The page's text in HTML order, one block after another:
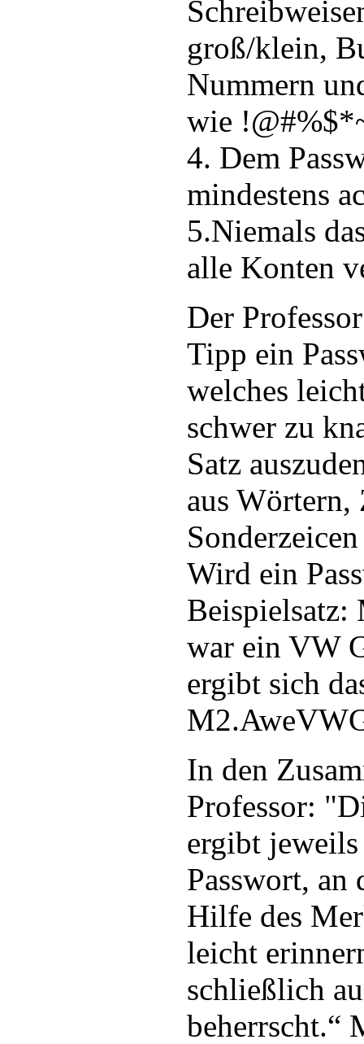
groß/klein,
Nummern
wie
4. Dem
mindestens
5.Niemals
alle Konten
Der
Tipp ein
welches
schwer zu
Satz
aus Wörtern,
Wird ein
Beispielsatz:
war ein VW
ergibt sich
In den
Professor:
ergibt jeweils
Passwort, an
Hilfe des
leicht
schließlich
beherrscht.“